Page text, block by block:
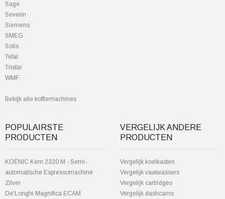
Sage
Severin
Siemens
SMEG
Solis
Tefal
Tristar
WMF
Bekijk alle koffiemachines
POPULAIRSTE
PRODUCTEN
KOENIC Kem 2320 M - Semi-
automatische Espressomachine
Zilver
De'Longhi Magnifica ECAM
VERGELIJK ANDERE
PRODUCTEN
Vergelijk koelkasten
Vergelijk vaatwassers
Vergelijk cartridges
Vergelijk dashcams